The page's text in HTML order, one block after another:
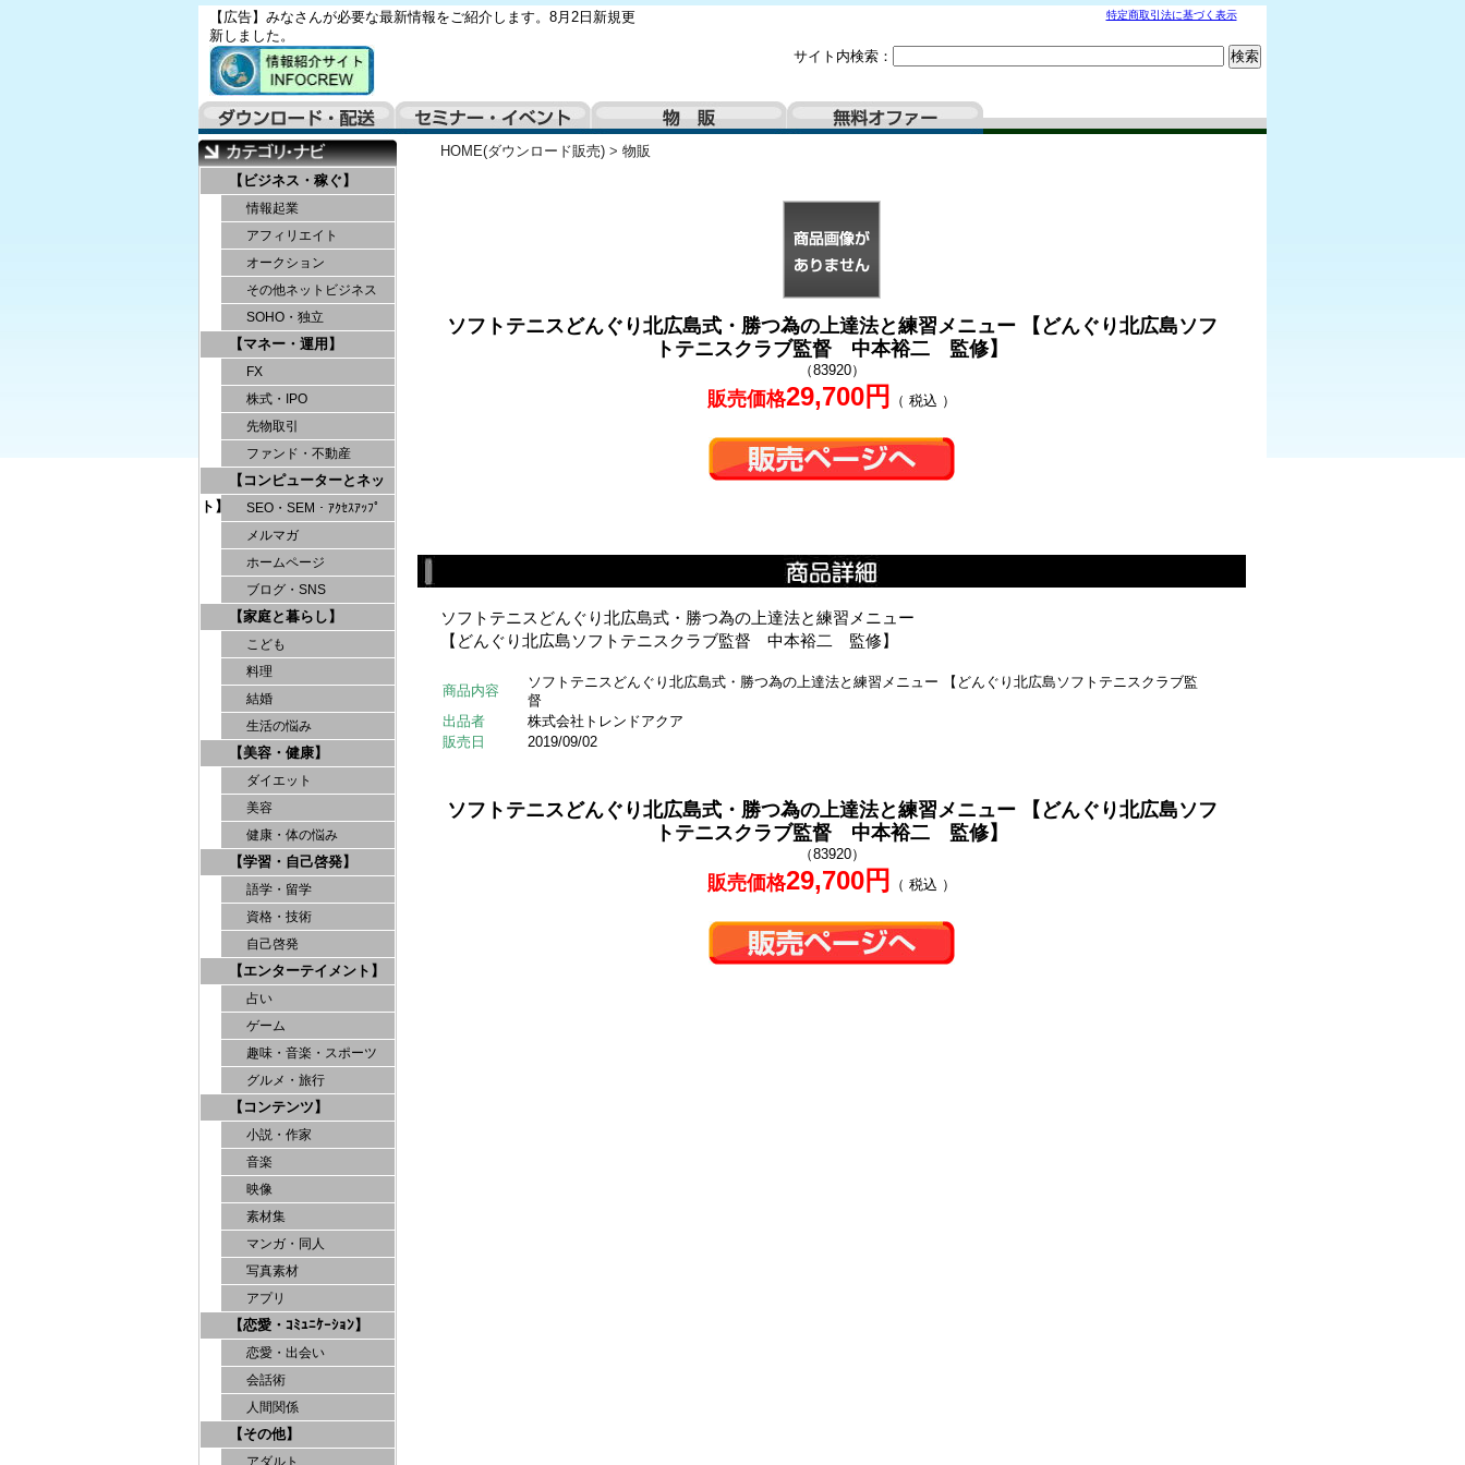
特定商取引法に基づく表示
【広告】みなさんが必要な最新情報をご紹介します。8月2日新規更
新しました。
サイト内検索：
【ビジネス・稼ぐ】
情報起業
アフィリエイト
オークション
その他ネットビジネス
SOHO・独立
【マネー・運用】
FX
株式・IPO
先物取引
ファンド・不動産
【コンピューターとネッ
ト】
SEO・SEM・ｱｸｾｽｱｯﾌﾟ
メルマガ
ホームページ
ブログ・SNS
【家庭と暮らし】
こども
料理
結婚
生活の悩み
【美容・健康】
ダイエット
美容
健康・体の悩み
【学習・自己啓発】
語学・留学
資格・技術
自己啓発
【エンターテイメント】
占い
ゲーム
趣味・音楽・スポーツ
グルメ・旅行
【コンテンツ】
小説・作家
音楽
映像
素材集
マンガ・同人
写真素材
アプリ
【恋愛・ｺﾐｭﾆｹｰｼｮﾝ】
恋愛・出会い
会話術
人間関係
【その他】
アダルト
HOME(ダウンロード販売) > 物販
ソフトテニスどんぐり北広島式・勝つ為の上達法と練習メニュー 【どんぐり北広島ソフ
トテニスクラブ監督 中本裕二 監修】
（83920）
販売価格29,700円 （ 税込 ）
ソフトテニスどんぐり北広島式・勝つ為の上達法と練習メニュー
【どんぐり北広島ソフトテニスクラブ監督 中本裕二 監修】
商品内容
ソフトテニスどんぐり北広島式・勝つ為の上達法と練習メニュー 【どんぐり北広島ソフトテニスクラブ監
督
出品者
株式会社トレンドアクア
販売日
2019/09/02
ソフトテニスどんぐり北広島式・勝つ為の上達法と練習メニュー 【どんぐり北広島ソフ
トテニスクラブ監督 中本裕二 監修】
（83920）
販売価格29,700円 （ 税込 ）